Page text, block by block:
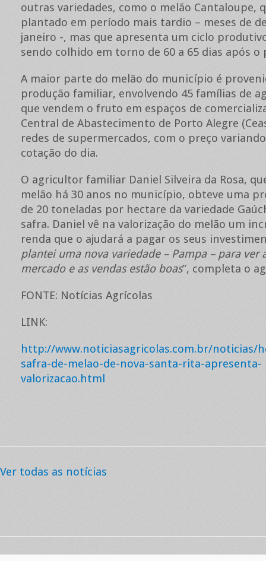
outras variedades, como o melão Cantaloupe,
plantado em período mais tardio – meses de
janeiro -, mas que apresenta um ciclo
sendo colhido em torno de 60 a 65 dias após o
A maior parte do melão do município é
produção familiar, envolvendo 45 famílias de
que vendem o fruto em espaços de
Central de Abastecimento de Porto Alegre
redes de supermercados, com o preço
cotação do dia.
O agricultor familiar Daniel Silveira da Rosa,
melão há 30 anos no município, obteve uma
de 20 toneladas por hectare da variedade
safra. Daniel vê na valorização do melão um
renda que o ajudará a pagar os seus
plantei uma nova variedade – Pampa – para ver
mercado e as vendas estão boas”, completa o
FONTE: Notícias Agrícolas
LINK:
http://www.noticiasagricolas.com.br/noticias/
safra-de-melao-de-nova-santa-rita-apresenta-
valorizacao.html
Ver todas as notícias